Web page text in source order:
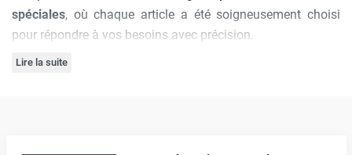
spéciales, où chaque article a été soigneusement choisi
pour répondre à vos besoins avec précision.
Lire la suite